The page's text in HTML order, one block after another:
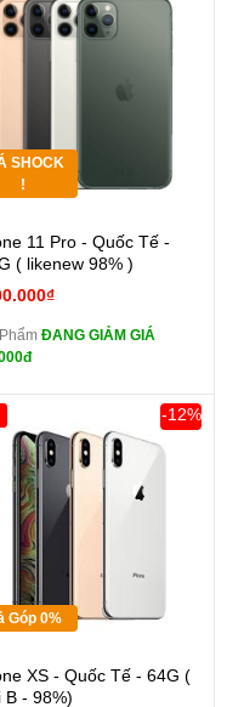
SHOCK
!
11 Pro - Quốc Tế -
( likenew 98% )
ĐANG GIẢM GIÁ
Góp 0%
XS - Quốc Tế - 64G (
B - 98%)
-12%